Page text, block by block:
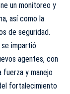
un monitoreo y
así como la
de seguridad.
se impartió
agentes, con
fuerza y manejo
fortalecimiento